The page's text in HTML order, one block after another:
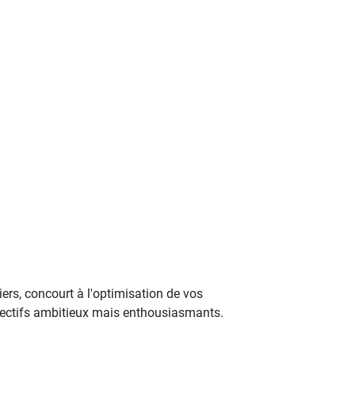
concourt à l'optimisation de vos
ambitieux mais enthousiasmants.